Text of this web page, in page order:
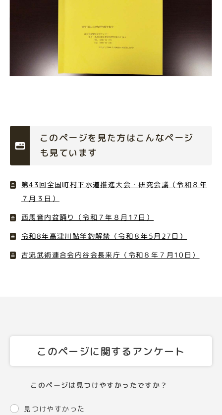
このページを見た方はこんなページ
も見ています
第43回全国町村下水道推進大会・研究会議（令和８年
７月３日）
西馬音内盆踊り（令和７年８月17日）
令和8年高津川鮎竿釣解禁（令和８年5月27日）
古流武術連合会内谷会長来庁（令和８年７月10日）
このページに関するアンケート
このページは見つけやすかったですか？
見つけやすかった